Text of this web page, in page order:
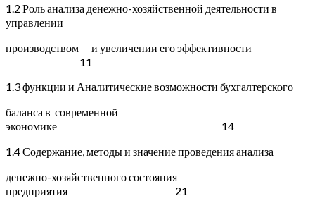
1.2 Роль анализа денежно-хозяйственной деятельности в
управлении
производством и увеличении его эффективности
11
1.3 функции и Аналитические возможности бухгалтерского
баланса в современной
экономике 14
1.4 Содержание, методы и значение проведения анализа
денежно-хозяйственного состояния
предприятия 21